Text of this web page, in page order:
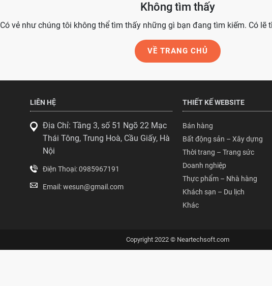
Không tìm thấy
Có vẻ như chúng tôi không thể tìm thấy những gì bạn đang tìm kiếm. Có lẽ
VỀ TRANG CHỦ
LIÊN HỆ
Địa Chỉ: Tầng 3, số 51 Ngõ 22 Mạc
Thái Tông, Trung Hoà, Cầu Giấy, Hà
Nội
Điện Thoại: 0985967191
Email: wesun@gmail.com
THIẾT KẾ WEBSITE
Bán hàng
Bất động sản – Xây dựng
Thời trang – Trang sức
Doanh nghiệp
Thực phẩm – Nhà hàng
Khách sạn – Du lịch
Khác
Copyright 2022 © Neartechsoft.com